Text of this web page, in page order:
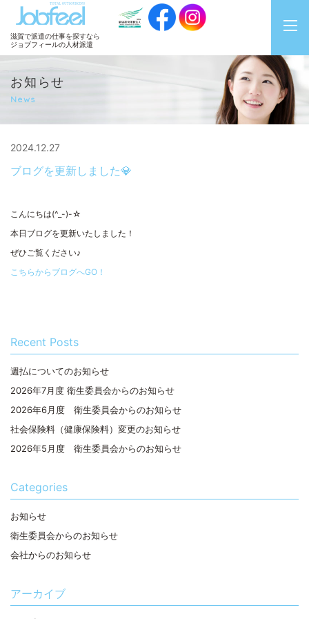
JobFeel
滋賀で派遣の仕事を探すなら
ジョブフィールの人材派遣
お知らせ
News
2024.12.27
ブログを更新しました💎
こんにちは(^_-)-☆
本日ブログを更新いたしました！
ぜひご覧ください♪
こちらからブログへGO！
Recent Posts
週払についてのお知らせ
2026年7月度 衛生委員会からのお知らせ
2026年6月度 衛生委員会からのお知らせ
社会保険料（健康保険料）変更のお知らせ
2026年5月度 衛生委員会からのお知らせ
Categories
お知らせ
衛生委員会からのお知らせ
会社からのお知らせ
アーカイブ